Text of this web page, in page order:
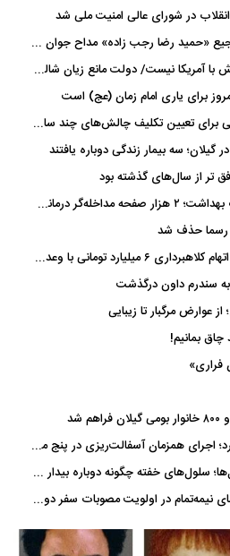
در شورای عالی امنیت ملی شد
جزئیات تازه از ربایش و قتل فجیع «حمید رضا رجب زاده» مداح جوان تهرانی؛ ۴ متهم بازداشت شدند
راه حل مشکلات اقتصادی سازش با آمریکا نیست/ دولت مانع زیان شالیکاران شود
برای یاری امام زمان (عج) است
سفر دولت به گیلان، باید فرصتی برای تعیین تکلیف چالش‌های چند ساله استان باشد
‌تر از سال‌های گذشته بود
پزشک ‌نماها زیر ذره‌بین وزارت بهداشت؛ ۲ هزار صفحه مداخله‌گر درمانی مسدود شد
رسما حذف شد
دستگیری ۲ زن در لاهیجان به اتهام کلاهبرداری ۶ میلیارد تومانی با وعده وام
به سندرم داون درگذشت
عوارض مرگبار تا زیبایی
بمانیم!
فراری»
شب‌های عمرانی رشت ادامه دارد؛ اجرای همزمان آسفالت‌ریزی در پنج منطقه شهری
راز بازگشت سرطان پس از سال‌ها؛ سلول‌های خفته چگونه دوباره بیدار می‌شوند؟
آب، فاضلاب، پسماند و پروژه‌های نیمه‌تمام در اولویت مصوبات سفر دولت